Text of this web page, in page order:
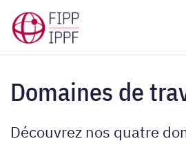
Home page
Domaines de
Découvrez nos quatre